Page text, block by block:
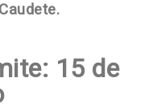
15 de